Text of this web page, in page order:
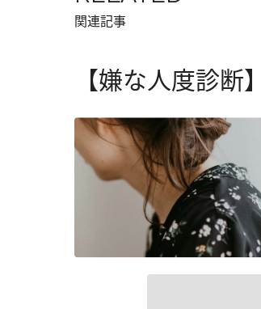
関連記事
【嫌な人度診